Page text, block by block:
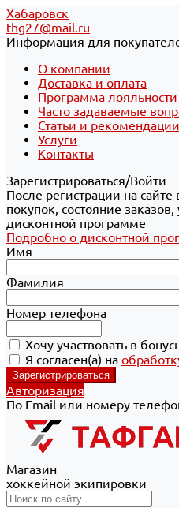
Хабаровск
thg27@mail.ru
Информация для
О компании
Доставка и оплата
Программа лояльности
Часто задаваемые
Статьи и рекомендации
Услуги
Контакты
Зарегистрироваться/Войти
После регистрации на сайте
покупок, состояние
дисконтной программе
Подробно о дисконтной
Имя
Фамилия
Номер телефона
Хочу участвовать в
Я согласен(а) на
Авторизация
По Email или номеру
Магазин
хоккейной экипировки